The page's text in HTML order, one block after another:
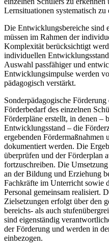
Lernsituationen systematisch zu
Die Entwicklungsbereiche sind
müssen im Rahmen der
Komplexität berücksichtigt
individuellen
Auswahl passfähiger und
Entwicklungsimpulse werden
pädagogisch verstärkt.
Sonderpädagogische
Förderbedarf des einzelnen
Förderpläne erstellt, in denen –
Entwicklungsstand – die
ergebenden Fördermaßnahmen
dokumentiert werden. Die
überprüfen und der Förderplan
fortzuschreiben. Die
an der Bildung und Erziehung
Fachkräfte im Unterricht sowie
Personal gemeinsam realisiert.
Zielsetzungen erfolgt über den
bereichs- als auch
sind eigenständig
der Förderung und werden in
einbezogen.